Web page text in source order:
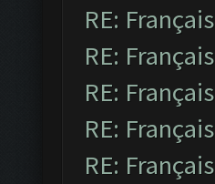
RE: Français
RE: Français
RE: Français
RE: Français
RE: Français